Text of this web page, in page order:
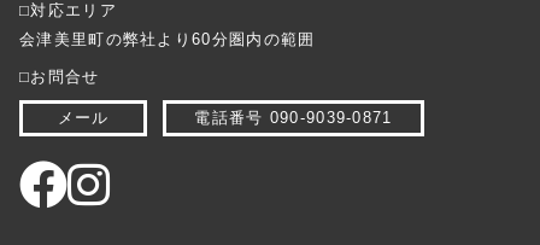
⬜︎対応エリア
会津美里町の弊社より60分圏内の範囲
⬜︎お問合せ
メール 電話番号 090-9039-0871